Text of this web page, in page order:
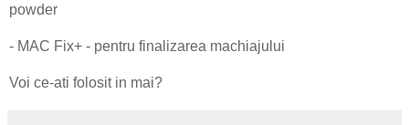
powder
- MAC Fix+ - pentru finalizarea machiajului
Voi ce-ati folosit in mai?